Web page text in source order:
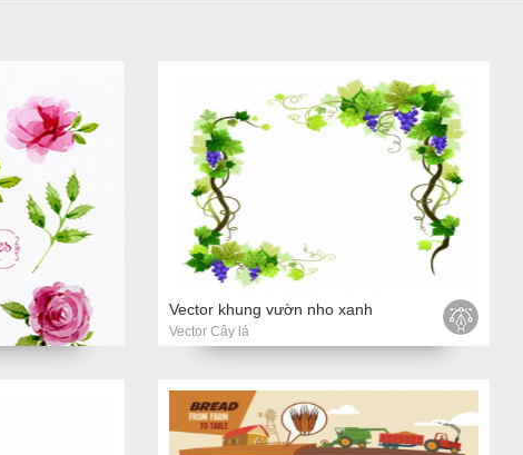
Vector khung vườn nho xanh
Vector Cây lá